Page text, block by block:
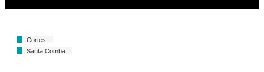
Cortes
Santa Comba